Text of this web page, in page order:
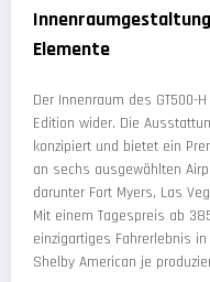
Elemente
Der Innenraum des GT500-
Edition wider. Die
konzipiert und bietet ein
an sechs ausgewählten
darunter Fort Myers, Las
Mit einem Tagespreis ab
einzigartiges Fahrerlebnis
Shelby American je